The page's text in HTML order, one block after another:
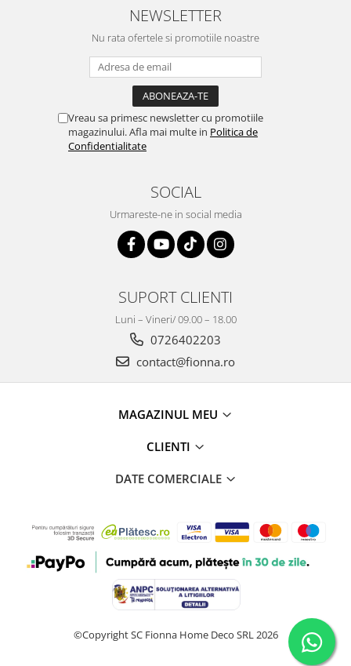
NEWSLETTER
Nu rata ofertele si promotiile noastre
Vreau sa primesc newsletter cu promotiile
magazinului. Afla mai multe in Politica de
Confidentialitate
SOCIAL
Urmareste-ne in social media
SUPORT CLIENTI
Luni – Vineri/ 09.00 – 18.00
0726402203
contact@fionna.ro
MAGAZINUL MEU
CLIENTI
DATE COMERCIALE
©Copyright SC Fionna Home Deco SRL 2026